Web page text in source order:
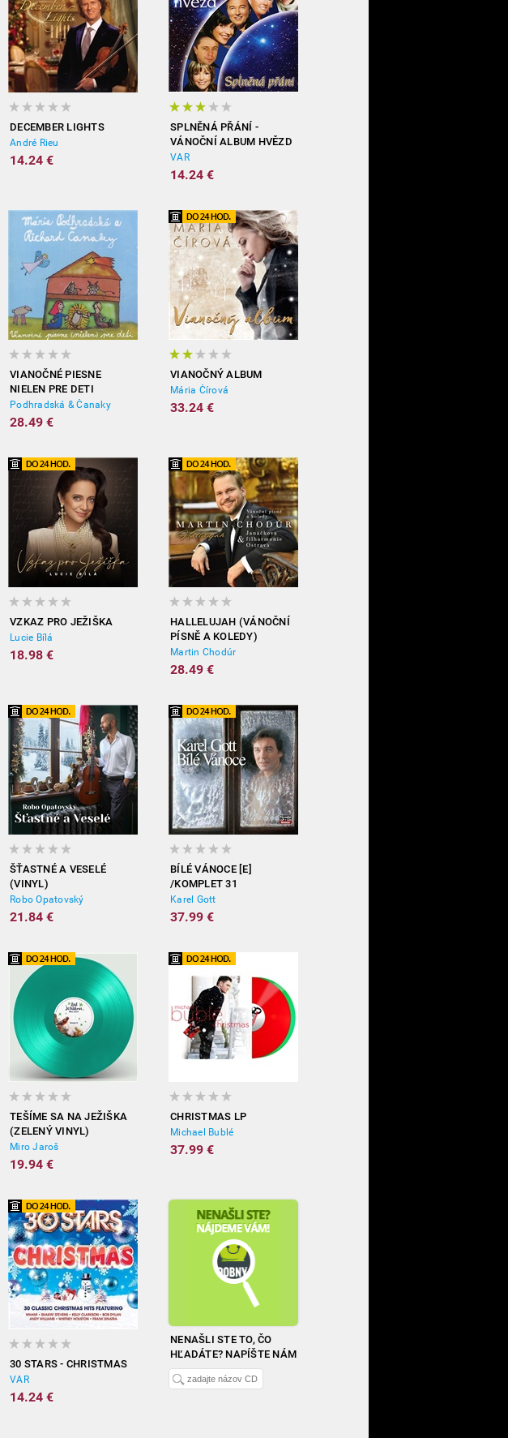
DECEMBER LIGHTS
André Rieu
14.24 €
SPLNĚNÁ PŘÁNÍ -
VÁNOČNÍ ALBUM HVĚZD
VAR
14.24 €
VIANOČNÉ PIESNE
NIELEN PRE DETI
Podhradská & Čanaky
28.49 €
VIANOČNÝ ALBUM
Mária Čírová
33.24 €
VZKAZ PRO JEŽIŠKA
Lucie Bílá
18.98 €
HALLELUJAH (VÁNOČNÍ
PÍSNĚ A KOLEDY)
Martin Chodúr
28.49 €
ŠŤASTNÉ A VESELÉ
(VINYL)
Robo Opatovský
21.84 €
BÍLÉ VÁNOCE [E]
/KOMPLET 31
Karel Gott
37.99 €
TEŠÍME SA NA JEŽIŠKA
(ZELENÝ VINYL)
Miro Jaroš
19.94 €
CHRISTMAS LP
Michael Bublé
37.99 €
30 STARS - CHRISTMAS
VAR
14.24 €
NENAŠLI STE TO, ČO
HĽADÁTE? NAPÍŠTE NÁM